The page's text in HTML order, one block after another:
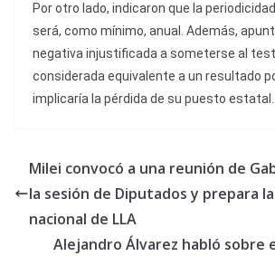
Por otro lado, indicaron que la
será, como mínimo, anual. Además,
negativa injustificada a someterse al
considerada equivalente a un resultado
implicaría la pérdida de su puesto estatal.
Milei convocó a una reunión de
la sesión de Diputados y prepara
nacional de LLA
Alejandro Álvarez habló sobre